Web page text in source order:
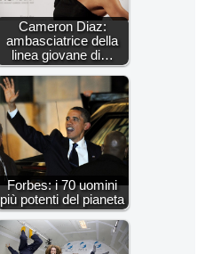
Cameron Diaz:
ambasciatrice della
linea giovane di…
Forbes: i 70 uomini
più potenti del pianeta